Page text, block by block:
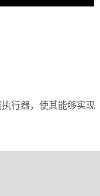
行器，使其能够实现